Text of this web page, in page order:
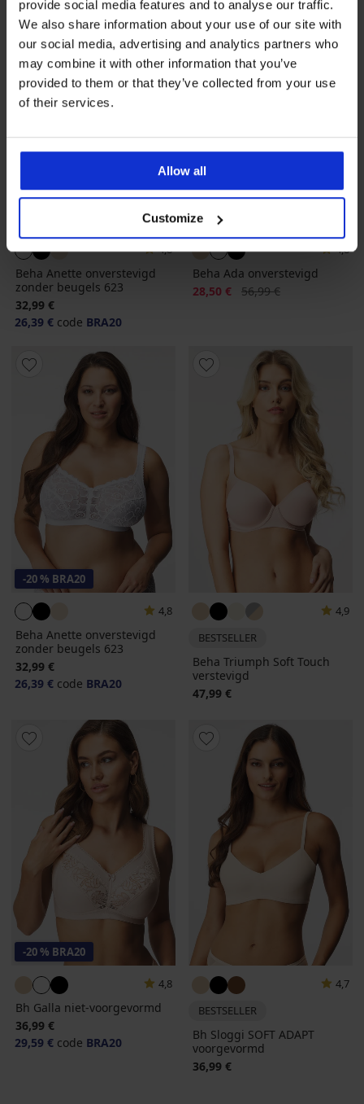
provide social media features and to analyse our traffic.
We also share information about your use of our site with
our social media, advertising and analytics partners who
may combine it with other information that you’ve
provided to them or that they’ve collected from your use
of their services.
Allow all
Customize
4,8
Beha Anette onverstevigd
zonder beugels 623
32,99 €
26,39 € code BRA20
Sale
4,8
Beha Ada onverstevigd
Korting
28,50 € Oorspronkelijke prijs
56,99 €
-20 % BRA20
4,8
Beha Anette onverstevigd
zonder beugels 623
32,99 €
26,39 € code BRA20
4,9
BESTSELLER
Beha Triumph Soft Touch
verstevigd
47,99 €
-20 % BRA20
4,8
Bh Galla niet-voorgevormd
36,99 €
29,59 € code BRA20
4,7
BESTSELLER
Bh Sloggi SOFT ADAPT
voorgevormd
36,99 €